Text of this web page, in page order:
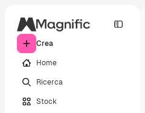
Crea
Home
Ricerca
Stock